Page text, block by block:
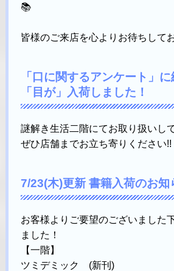
📚
皆様のご来店を心よりお待ちして
「口に関するアンケート」
「目が」入荷しました！
謎解き生活二階にてお取り扱いし
ぜひ店舗までお立ち寄りください!!
7/23(木)更新 書籍入荷のお知
お客様よりご要望のございました
ました！
【一階】
ツミデミック (新刊)